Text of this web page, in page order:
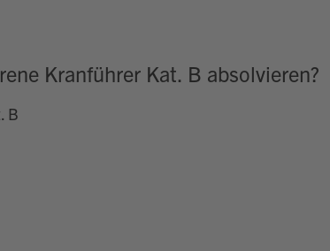
Kranführer Kat. B absolvieren?
B